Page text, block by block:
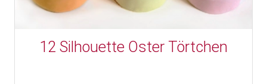
12 Silhouette Oster Törtchen